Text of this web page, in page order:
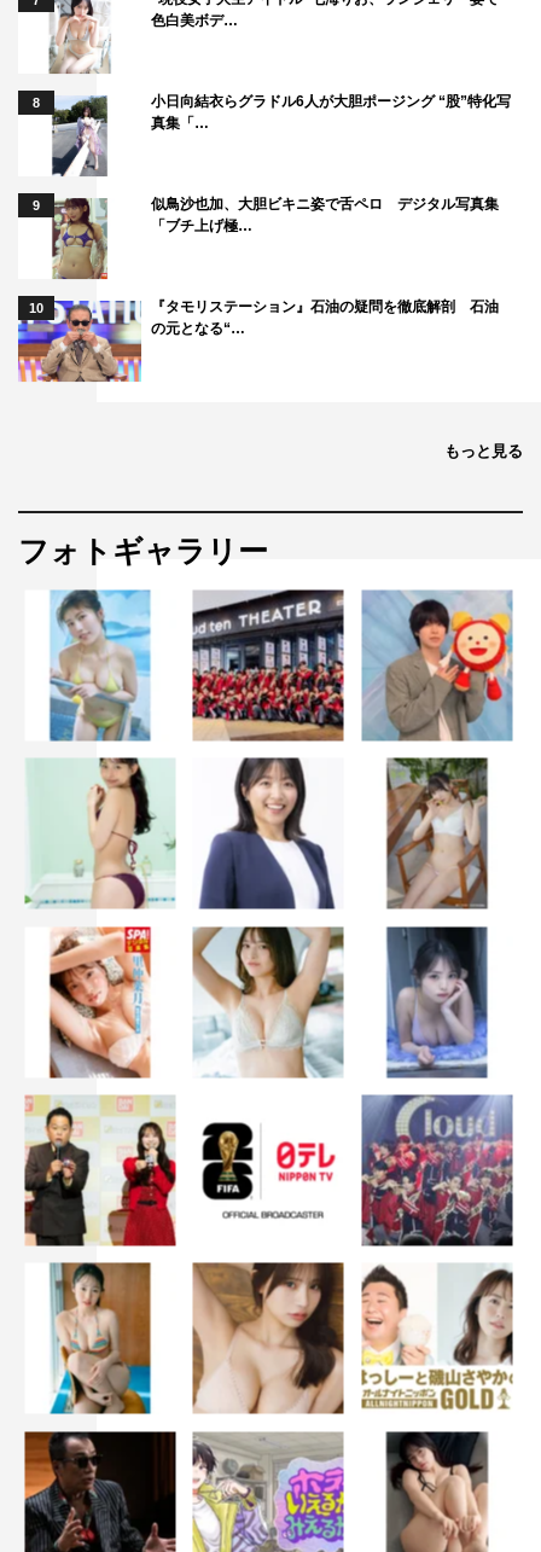
色白美ボデ…
8
小日向結衣らグラドル6人が大胆ポージング “股”特化写
真集「…
9
似鳥沙也加、大胆ビキニ姿で舌ペロ デジタル写真集
「ブチ上げ極…
10
『タモリステーション』石油の疑問を徹底解剖 石油
の元となる“…
もっと見る
フォトギャラリー